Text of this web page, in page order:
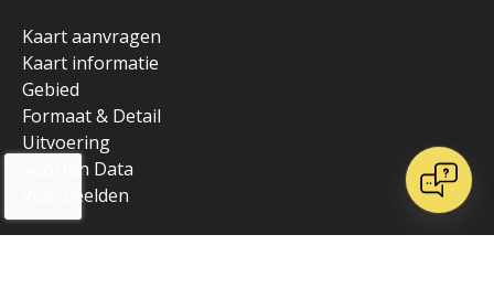
Kaart aanvragen
Kaart informatie
Gebied
Formaat & Detail
Uitvoering
Soorten Data
Voorbeelden